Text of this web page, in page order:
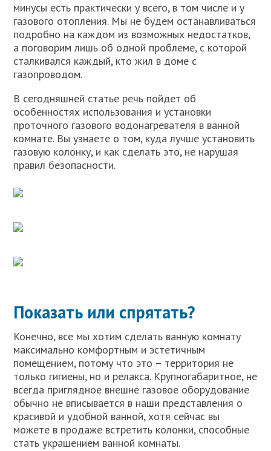
минусы есть практически у всего, в том числе и у
газового отопления. Мы не будем останавливаться
подробно на каждом из возможных недостатков,
а поговорим лишь об одной проблеме, с которой
сталкивался каждый, кто жил в доме с
газопроводом.
В сегодняшней статье речь пойдет об
особенностях использования и установки
проточного газового водонагревателя в ванной
комнате. Вы узнаете о том, куда лучше установить
газовую колонку, и как сделать это, не нарушая
правил безопасности.
Показать или спрятать?
Конечно, все мы хотим сделать ванную комнату
максимально комфортным и эстетичным
помещением, потому что это – территория не
только гигиены, но и релакса. Крупногабаритное, не
всегда приглядное внешне газовое оборудование
обычно не вписывается в наши представления о
красивой и удобной ванной, хотя сейчас вы
можете в продаже встретить колонки, способные
стать украшением ванной комнаты.